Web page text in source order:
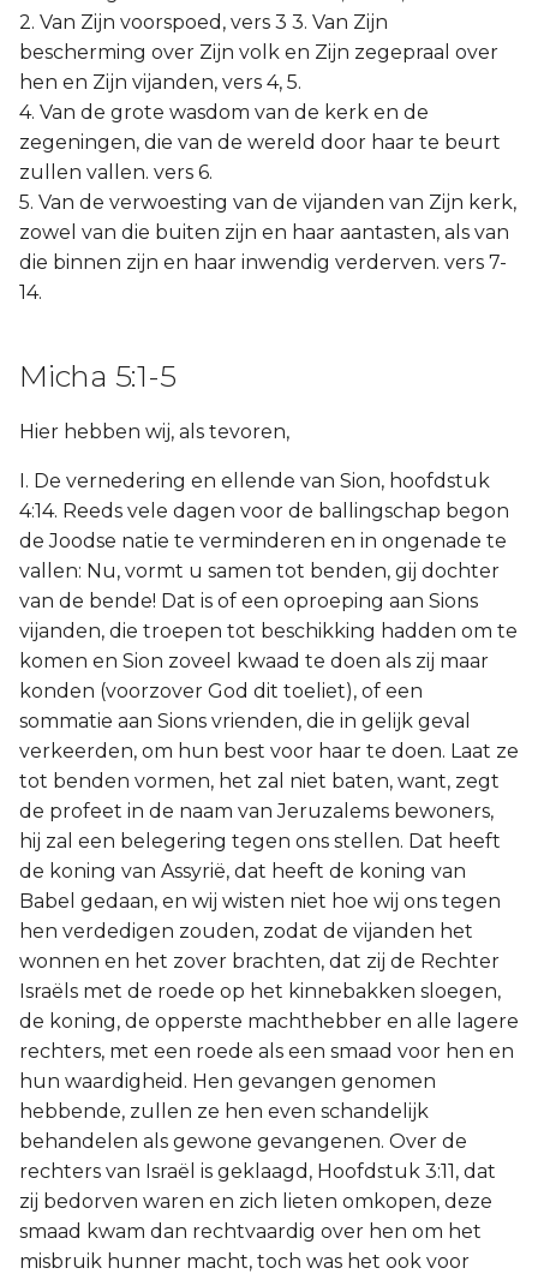
2. Van Zijn voorspoed, vers 3 3. Van Zijn
bescherming over Zijn volk en Zijn zegepraal over
hen en Zijn vijanden, vers 4, 5.
4. Van de grote wasdom van de kerk en de
zegeningen, die van de wereld door haar te beurt
zullen vallen. vers 6.
5. Van de verwoesting van de vijanden van Zijn kerk,
zowel van die buiten zijn en haar aantasten, als van
die binnen zijn en haar inwendig verderven. vers 7-
14.
Micha 5:1-5
Hier hebben wij, als tevoren,
I. De vernedering en ellende van Sion, hoofdstuk
4:14. Reeds vele dagen voor de ballingschap begon
de Joodse natie te verminderen en in ongenade te
vallen: Nu, vormt u samen tot benden, gij dochter
van de bende! Dat is of een oproeping aan Sions
vijanden, die troepen tot beschikking hadden om te
komen en Sion zoveel kwaad te doen als zij maar
konden (voorzover God dit toeliet), of een
sommatie aan Sions vrienden, die in gelijk geval
verkeerden, om hun best voor haar te doen. Laat ze
tot benden vormen, het zal niet baten, want, zegt
de profeet in de naam van Jeruzalems bewoners,
hij zal een belegering tegen ons stellen. Dat heeft
de koning van Assyrië, dat heeft de koning van
Babel gedaan, en wij wisten niet hoe wij ons tegen
hen verdedigen zouden, zodat de vijanden het
wonnen en het zover brachten, dat zij de Rechter
Israëls met de roede op het kinnebakken sloegen,
de koning, de opperste machthebber en alle lagere
rechters, met een roede als een smaad voor hen en
hun waardigheid. Hen gevangen genomen
hebbende, zullen ze hen even schandelijk
behandelen als gewone gevangenen. Over de
rechters van Israël is geklaagd, Hoofdstuk 3:11, dat
zij bedorven waren en zich lieten omkopen, deze
smaad kwam dan rechtvaardig over hen om het
misbruik hunner macht, toch was het ook voor